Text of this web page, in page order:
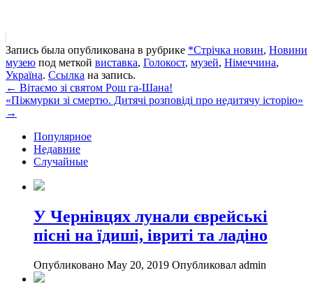
Запись была опубликована в рубрике *Стрічка новин, Новини
музею под меткой виставка, Голокост, музей, Німеччина,
Україна. Ссылка на запись.
Навигация
← Вітаємо зі святом Рош га-Шана!
«Піжмурки зі смертю. Дитячі розповіді про недитячу історію»
→
Популярное
Недавние
Случайные
У Чернівцях лунали єврейські
пісні на їдиші, івриті та ладіно
Опубликовано May 20, 2019 Опубликовал admin